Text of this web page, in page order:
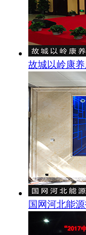
故城以岭康
国网河北能